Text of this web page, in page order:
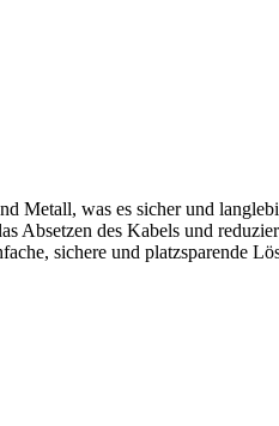
was es sicher und
des Kabels und
sichere und platzsparende